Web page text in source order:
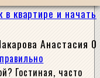
квартире и начать
Анастасия 0
Гостиная, часто